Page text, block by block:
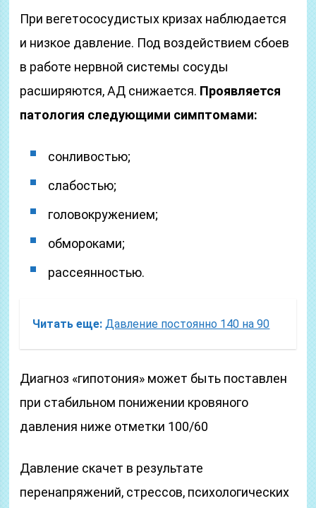
При вегетососудистых кризах наблюдается
и низкое давление. Под воздействием сбоев
в работе нервной системы сосуды
расширяются, АД снижается. Проявляется
патология следующими симптомами:
сонливостью;
слабостью;
головокружением;
обмороками;
рассеянностью.
Читать еще: Давление постоянно 140 на 90
Диагноз «гипотония» может быть поставлен
при стабильном понижении кровяного
давления ниже отметки 100/60
Давление скачет в результате
перенапряжений, стрессов, психологических